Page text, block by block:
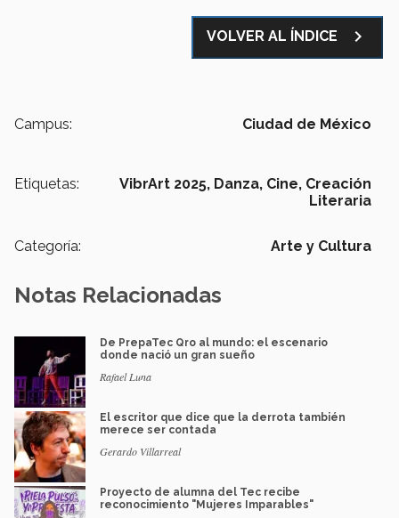
VOLVER AL ÍNDICE navigate_next
Campus: Ciudad de México
Etiquetas: VibrArt 2025, Danza, Cine, Creación
Literaria
Categoría: Arte y Cultura
Notas Relacionadas
De PrepaTec Qro al mundo: el escenario
donde nació un gran sueño
Rafael Luna
El escritor que dice que la derrota también
merece ser contada
Gerardo Villarreal
Proyecto de alumna del Tec recibe
reconocimiento "Mujeres Imparables"